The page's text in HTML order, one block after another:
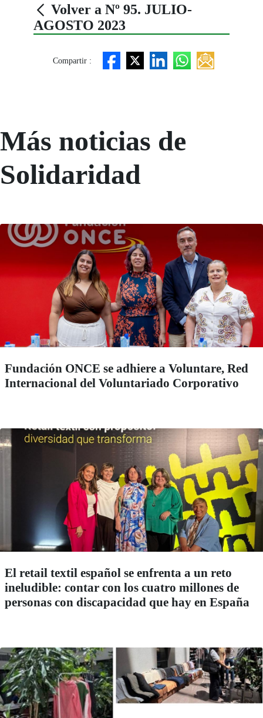
Volver a Nº 95. JULIO-
AGOSTO 2023
Compartir :
Más noticias de
Solidaridad
Fundación ONCE se adhiere a Voluntare, Red
Internacional del Voluntariado Corporativo
El retail textil español se enfrenta a un reto
ineludible: contar con los cuatro millones de
personas con discapacidad que hay en España